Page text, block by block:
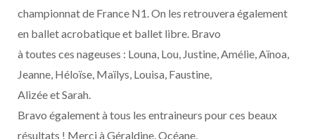
championnat de France N1. On les retrouvera également
en ballet acrobatique et ballet libre. Bravo
à toutes ces nageuses : Louna, Lou, Justine, Amélie, Aïnoa,
Jeanne, Héloïse, Maïlys, Louisa, Faustine,
Alizée et Sarah.
Bravo également à tous les entraineurs pour ces beaux
résultats ! Merci à Géraldine, Océane,